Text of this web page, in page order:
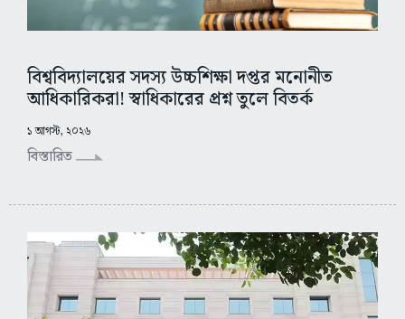
বিশ্ববিদ্যালয়ের সদস্য উচ্চশিক্ষা দপ্তর মনোনীত
আধিকারিকরা! স্বাধিকারের প্রশ্ন তুলে বিতর্ক
১ আগস্ট, ২০২৬
বিস্তারিত